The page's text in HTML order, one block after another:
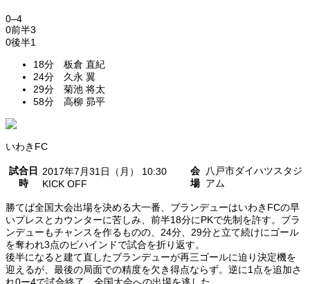
0–4
0前半3
0後半1
18分 板倉 直紀
24分 久永 翼
29分 菊池 将太
58分 高柳 昴平
いわきFC
試合日
時
2017年7月31日（月） 10:30
KICK OFF
会
場
八戸市ダイハツスタジ
アム
勝てば全国大会出場を決める大一番、ブランデューはいわきFCの早
いプレスとカウンターに苦しみ、前半18分にPKで先制を許す。ブラ
ンデューもチャンスを作るものの、24分、29分と立て続けにゴール
を奪われ3点のビハインドで試合を折り返す。
後半になると建て直したブランデューが再三ゴールに迫り決定機を
迎えるが、最後の局面での精度を欠き得点ならず。逆に1点を追加さ